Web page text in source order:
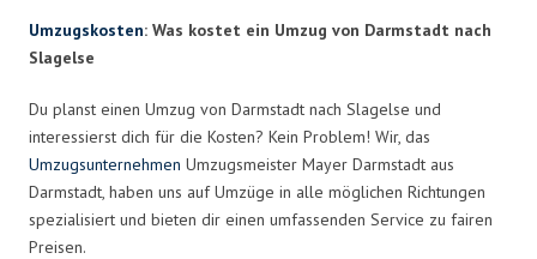
Umzugskosten: Was kostet ein Umzug von Darmstadt nach
Slagelse
Du planst einen Umzug von Darmstadt nach Slagelse und
interessierst dich für die Kosten? Kein Problem! Wir, das
Umzugsunternehmen Umzugsmeister Mayer Darmstadt aus
Darmstadt, haben uns auf Umzüge in alle möglichen Richtungen
spezialisiert und bieten dir einen umfassenden Service zu fairen
Preisen.